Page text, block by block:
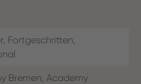
Fortgeschritten,
Bremen, Academy